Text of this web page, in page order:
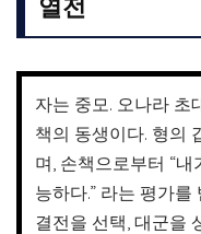
열전
자는 중모. 오나라 초
책의 동생이다. 형의
며, 손책으로부터 “
능하다.” 라는 평가
결전을 선택, 대군을